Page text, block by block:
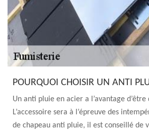
POURQUOI CHOISIR UN ANTI
Un anti pluie en acier a l’avantage d’être
L’accessoire sera à l’épreuve des
de chapeau anti pluie, il est conseillé de